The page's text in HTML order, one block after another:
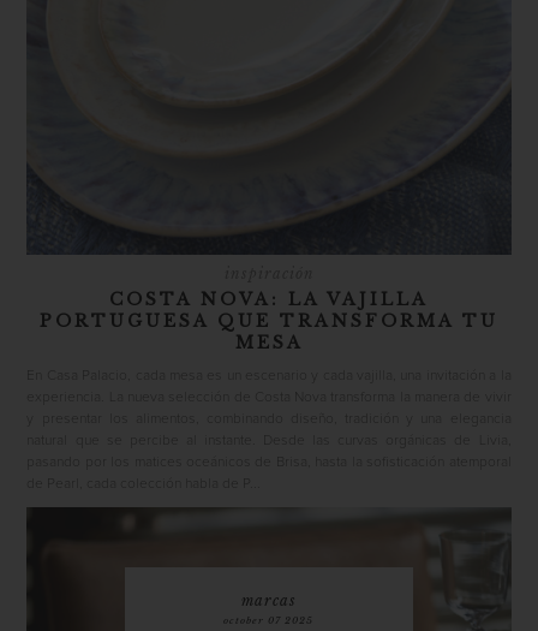
COSTA NOVA: LA VAJILLA
PORTUGUESA QUE TRANSFORMA TU
MESA
marcas
october 07 2025